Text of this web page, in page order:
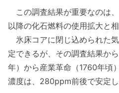
この調査結果が重要なのは
以降の化石燃料の使用拡大と
氷床コアに閉じ込められた
定できるが、その調査結果か
年）から産業革命（1760年頃
濃度は、280ppm前後で安定し